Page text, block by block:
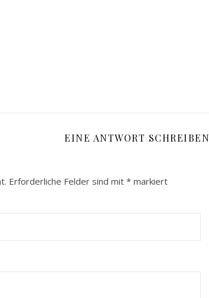
EINE ANTWORT SCHREIBEN
Erforderliche Felder sind mit * markiert